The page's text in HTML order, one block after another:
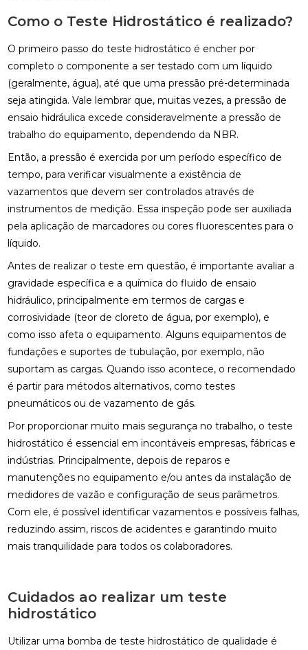
Como o Teste Hidrostático é realizado?
O primeiro passo do teste hidrostático é encher por
completo o componente a ser testado com um líquido
(geralmente, água), até que uma pressão pré-determinada
seja atingida. Vale lembrar que, muitas vezes, a pressão de
ensaio hidráulica excede consideravelmente a pressão de
trabalho do equipamento, dependendo da NBR.
Então, a pressão é exercida por um período específico de
tempo, para verificar visualmente a existência de
vazamentos que devem ser controlados através de
instrumentos de medição. Essa inspeção pode ser auxiliada
pela aplicação de marcadores ou cores fluorescentes para o
líquido.
Antes de realizar o teste em questão, é importante avaliar a
gravidade específica e a química do fluido de ensaio
hidráulico, principalmente em termos de cargas e
corrosividade (teor de cloreto de água, por exemplo), e
como isso afeta o equipamento. Alguns equipamentos de
fundações e suportes de tubulação, por exemplo, não
suportam as cargas. Quando isso acontece, o recomendado
é partir para métodos alternativos, como testes
pneumáticos ou de vazamento de gás.
Por proporcionar muito mais segurança no trabalho, o teste
hidrostático é essencial em incontáveis empresas, fábricas e
indústrias. Principalmente, depois de reparos e
manutenções no equipamento e/ou antes da instalação de
medidores de vazão e configuração de seus parâmetros.
Com ele, é possível identificar vazamentos e possíveis falhas,
reduzindo assim, riscos de acidentes e garantindo muito
mais tranquilidade para todos os colaboradores.
Cuidados ao realizar um teste
hidrostático
Utilizar uma bomba de teste hidrostático de qualidade é